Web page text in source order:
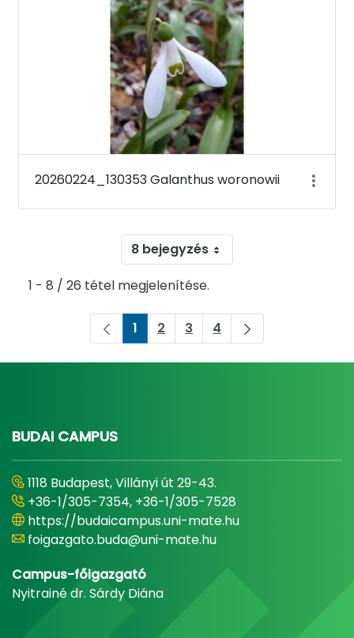
20260224_130353 Galanthus woronowii
8 bejegyzés
1 - 8 / 26 tétel megjelenítése.
Oldal
1 Oldal
2 Oldal
3 Oldal
4
BUDAI CAMPUS
1118 Budapest, Villányi út 29-43.
+36-1/305-7354, +36-1/305-7528
https://budaicampus.uni-mate.hu
foigazgato.buda@uni-mate.hu
Campus-főigazgató
Nyitrainé dr. Sárdy Diána